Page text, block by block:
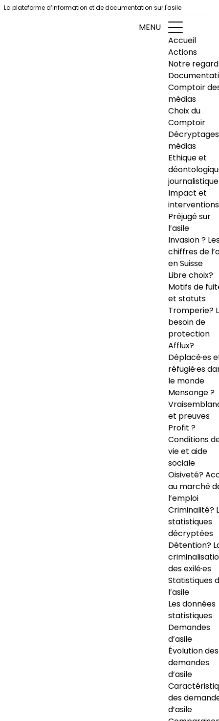
Aller au contenu
La plateforme d’information et de documentation sur l'asile
MENU
Accueil
Actions
Notre regard
Comptoir
médias
Choix du
Comptoir
Décryptages
médias
Ethique et
journalistique
Impact et
interventions
Préjugé sur
l’asile
Invasion ?
chiffres de
en Suisse
Libre choix?
Motifs de
et statuts
Tromperie?
besoin de
protection
Afflux?
Déplacé·es
réfugié·es
le monde
Mensonge ?
et preuves
Profit ?
Conditions
vie et aide
sociale
Oisiveté?
au marché
l’emploi
Criminalité?
statistiques
décryptées
Détention?
des exilé·es
Statistiques
l’asile
Les données
statistiques
Demandes
d’asile
Évolution des
demandes
d’asile
des
d’asile